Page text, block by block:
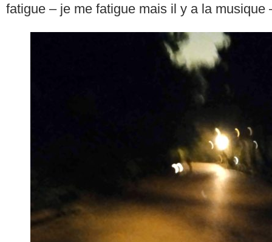
fatigue – je me fatigue mais il y a la musique